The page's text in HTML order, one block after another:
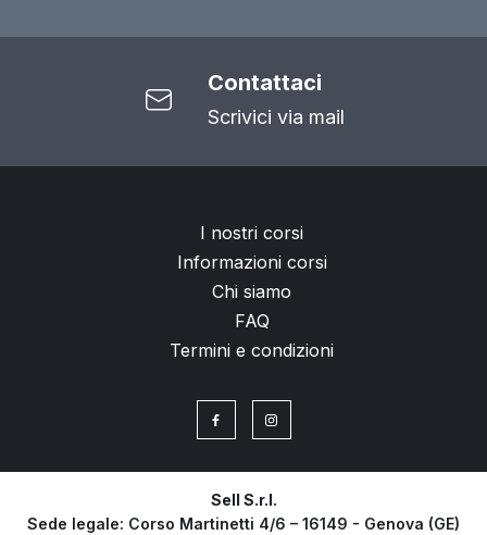
Contattaci
Scrivici via mail
I nostri corsi
Informazioni corsi
Chi siamo
FAQ
Termini e condizioni
Sell S.r.l.
Sede legale: Corso Martinetti 4/6 – 16149 - Genova (GE)